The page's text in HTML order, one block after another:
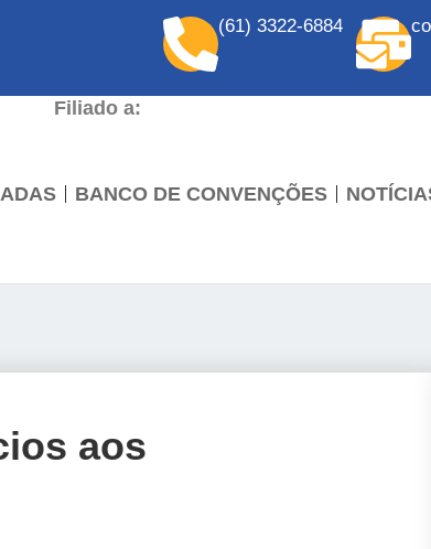
(61) 3322-6884
Filiado a:
BANCO DE CONVENÇÕES
aos